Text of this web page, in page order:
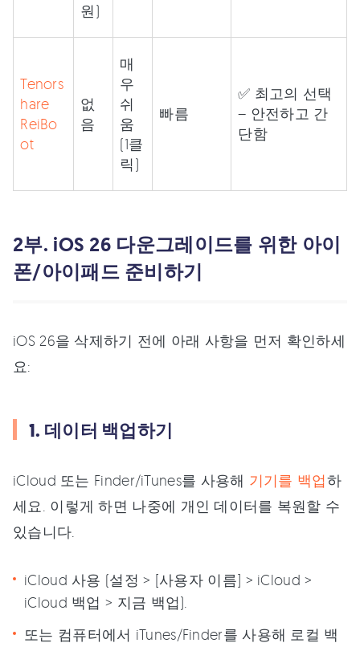
원)
Tenors
hare
ReiBo
ot
없
음
매
우
쉬
움
(1클
릭)
빠름
✅ 최고의 선택
– 안전하고 간
단함
2부. iOS 26 다운그레이드를 위한 아이
폰/아이패드 준비하기
iOS 26을 삭제하기 전에 아래 사항을 먼저 확인하세
요:
1. 데이터 백업하기
iCloud 또는 Finder/iTunes를 사용해 기기를 백업하
세요. 이렇게 하면 나중에 개인 데이터를 복원할 수
있습니다.
iCloud 사용 (설정 > [사용자 이름] > iCloud >
iCloud 백업 > 지금 백업).
또는 컴퓨터에서 iTunes/Finder를 사용해 로컬 백